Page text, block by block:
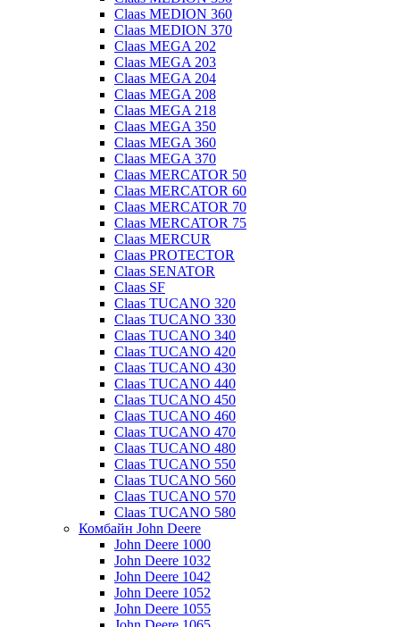
Claas MEDION 360
Claas MEDION 370
Claas MEGA 202
Claas MEGA 203
Claas MEGA 204
Claas MEGA 208
Claas MEGA 218
Claas MEGA 350
Claas MEGA 360
Claas MEGA 370
Claas MERCATOR 50
Claas MERCATOR 60
Claas MERCATOR 70
Claas MERCATOR 75
Claas MERCUR
Claas PROTECTOR
Claas SENATOR
Claas SF
Claas TUCANO 320
Claas TUCANO 330
Claas TUCANO 340
Claas TUCANO 420
Claas TUCANO 430
Claas TUCANO 440
Claas TUCANO 450
Claas TUCANO 460
Claas TUCANO 470
Claas TUCANO 480
Claas TUCANO 550
Claas TUCANO 560
Claas TUCANO 570
Claas TUCANO 580
Комбайн John Deere
John Deere 1000
John Deere 1032
John Deere 1042
John Deere 1052
John Deere 1055